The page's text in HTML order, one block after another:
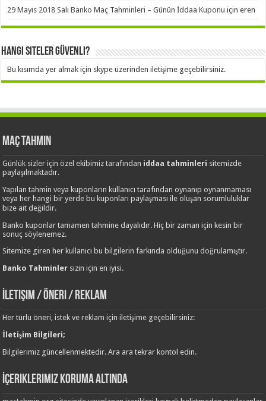
29 Mayıs 2018 Salı Banko Maç Tahminleri – Günün İddaa Kuponu içineren
Hangi Siteler Güvenli?
Bu kısımda yer almak için skype üzerinden iletişime geçebilirsiniz.
Maç Tahmin
Günlük sizler için özel ekibimiz tarafından iddaa tahminleri sitemizde
paylaşılmaktadır.
Yapılan tahmin veya kuponların kullanıcı tarafından oynanıp oynanmaması
veya her hangi bir yerde bu kuponları paylaşması ile oluşan sorumluluklar
bize ait değildir.
Banko kuponlar tamamen tahmine dayalıdır. Hiç bir zaman için kesin bir
sonuç söylenemez.
Sitemize giren her kullanıcı bu bilgilerin farkında olduğunu doğrulamıştır.
Banko Tahminler sizin için en iyisi.
İletişim / Öneri / Reklam
Her türlü öneri, istek ve reklam için iletişime geçebilirsiniz:
İletişim Bilgileri;
Bilgilerimiz güncellenmektedir. Ara ara tekrar kontol edin.
İçeriklerimiz Koruma Altında